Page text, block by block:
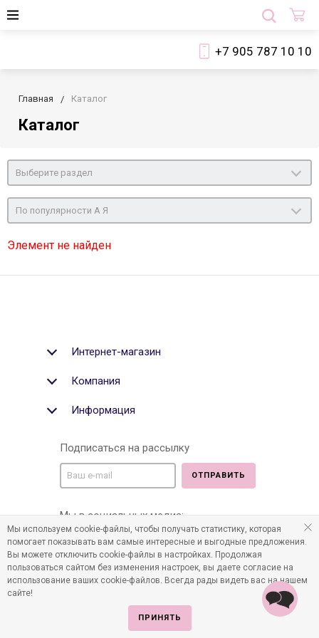
+7 905 787 10 10
Главная Каталог
Каталог
Выберите раздел
По популярности А Я
Элемент не найден
Интернет-магазин
Компания
Информация
Подписаться на рассылку
ОТПРАВИТЬ
Мы в социальных медиа:
©2011-2026 Все права защищены. Интернет-магазин
Мы используем cookie-файлы, чтобы получать статистику, которая
помогает показывать вам самые интересные и выгодные предложения.
Вы можете отключить cookie-файлы в настройках. Продолжая
пользоваться сайтом без изменения настроек, вы даете согласие на
использование ваших cookie-файлов. Всегда рады видеть вас на нашем
сайте!
ПРИНЯТЬ